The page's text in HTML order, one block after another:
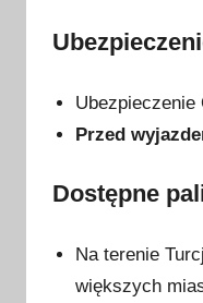
o
c
n
Ubezpieczenie
Przed
Dostępne
Na terenie
większych